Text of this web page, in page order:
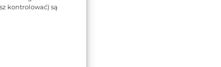
z
kontrolować) są